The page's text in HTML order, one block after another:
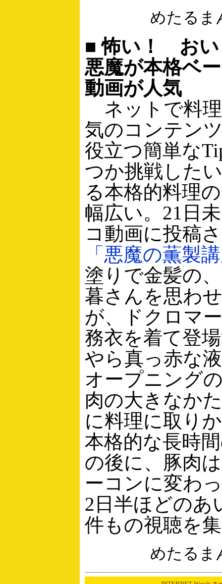
めたるま
■ 怖い！ お
悪魔が本格ベ
動画が人気
ネットで料
気のコンテン
役立つ簡単な
つか挑戦した
る本格的料理
幅広い。21日
コ動画に投稿
「悪魔の薫製
塗りで金髪の
暮さんを思わ
が、ドクロマ
務衣を着て登
やら真っ赤な
オープニング
肉の大きなか
に料理に取り
本格的な長時
の後に、豚肉
ーコンに変わ
2日半ほどのあ
件もの視聴を
めたるま